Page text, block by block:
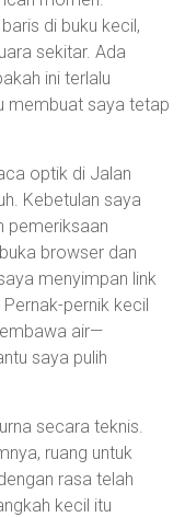
di buku kecil,
sekitar. Ada
ini terlalu
membuat saya tetap
optik di Jalan
Kebetulan saya
pemeriksaan
browser dan
menyimpan link
pernik kecil
air—
saya pulih
secara teknis.
ruang untuk
rasa telah
kecil itu